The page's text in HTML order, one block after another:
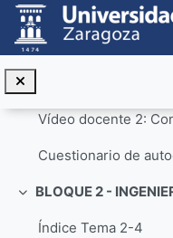
Salta al contenido principal
Colapsar
Índice Tema 2-3
Colapsar
Índice Tema 2-4